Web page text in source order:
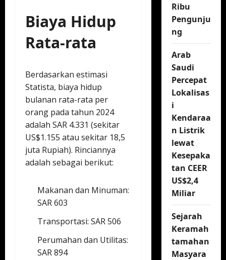
Biaya Hidup
Rata-rata
Berdasarkan estimasi
Statista, biaya hidup
bulanan rata-rata per
orang pada tahun 2024
adalah SAR 4.331 (sekitar
US$1.155 atau sekitar 18,5
juta Rupiah). Rinciannya
adalah sebagai berikut:
Makanan dan Minuman:
SAR 603
Transportasi: SAR 506
Perumahan dan Utilitas:
SAR 894
Ribu
Pengunju
ng
Arab
Saudi
Percepat
Lokalisas
i
Kendaraa
n Listrik
lewat
Kesepaka
tan CEER
US$2,4
Miliar
Sejarah
Keramah
tamahan
Masyara